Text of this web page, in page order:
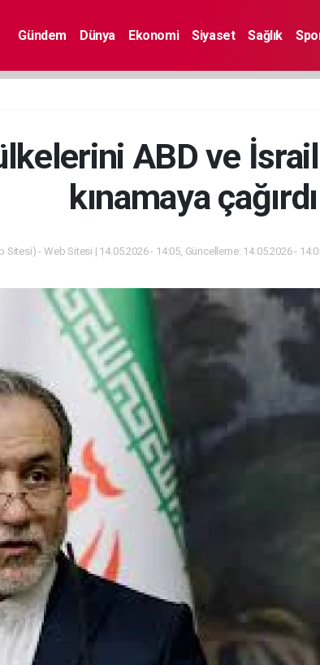
Gündem Dünya Ekonomi Siyaset Sağlık
ABD ve
kınamaya çağırdı
Sitesi) - Web Sitesi | 14.05.2026 - 14:05, Güncelleme: 14.05.2026 -